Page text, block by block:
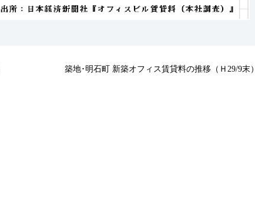
築地･明石町 新築オフィス賃貸料の推移（Ｈ29/9末）